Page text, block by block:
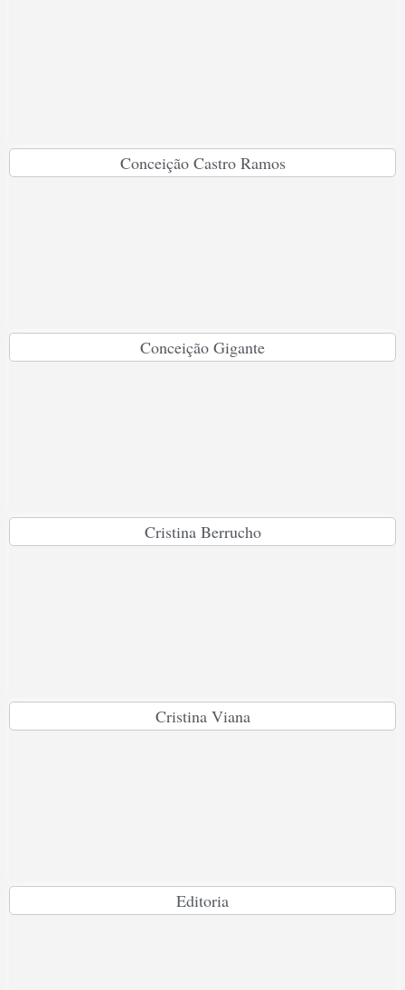
Conceição Castro Ramos
Conceição Gigante
Cristina Berrucho
Cristina Viana
Editoria